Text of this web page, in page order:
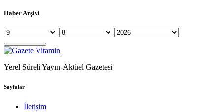
Haber Arşivi
Yerel Süreli Yayın-Aktüel Gazetesi
Sayfalar
İletişim